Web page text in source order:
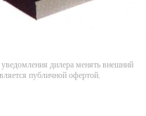
дилера менять внешний
публичной офертой.